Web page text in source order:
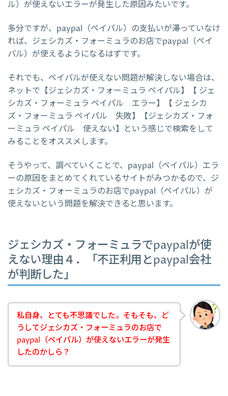
ル）が使えないエラーが発生した原因みたいです。
多分ですが、paypal（ペイパル）の支払いが滞っていなけ
れば、ジェシカズ・フォーミュラのお店でpaypal（ペイ
パル）が使えるようになるはずです。
それでも、ペイパルが使えない問題が解決しない場合は、
ネットで【ジェシカズ・フォーミュラ ペイパル】【 ジェ
シカズ・フォーミュラ ペイパル エラー】【 ジェシカ
ズ・フォーミュラ ペイパル 失敗】【ジェシカズ・フォ
ーミュラ ペイパル 使えない】という感じで検索をして
みることをオススメします。
そうやって、調べていくことで、paypal（ペイパル）エラ
ーの原因をまとめてくれているサイトがみつかるので、ジ
ェシカズ・フォーミュラのお店でpaypal（ペイパル）が
使えないという問題を解決できると思います。
ジェシカズ・フォーミュラでpaypalが使
えない理由４．「不正利用とpaypal会社
が判断した」
私自身、とても不思議でした。そもそも、ど
うしてジェシカズ・フォーミュラのお店で
paypal（ペイパル）が使えないエラーが発生
したのかしら？